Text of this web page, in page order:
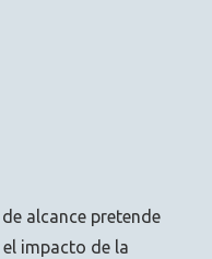
alcance pretende
impacto de la